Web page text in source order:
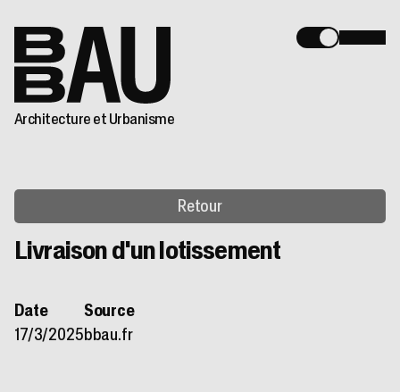
Architecture et Urbanisme
Retour
Livraison d'un lotissement
Date
17/3/2025
Source
bbau.fr